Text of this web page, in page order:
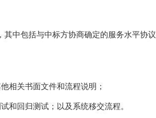
中包括与中标方协商确定的服务水平协议
相关书面文件和流程说明；
和回归测试；以及系统移交流程。